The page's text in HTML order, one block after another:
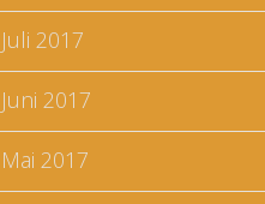
Juli 2017
Juni 2017
Mai 2017